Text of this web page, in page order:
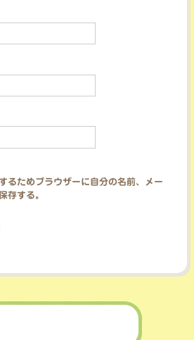
るためブラウザーに自分の名前、メー
存する。